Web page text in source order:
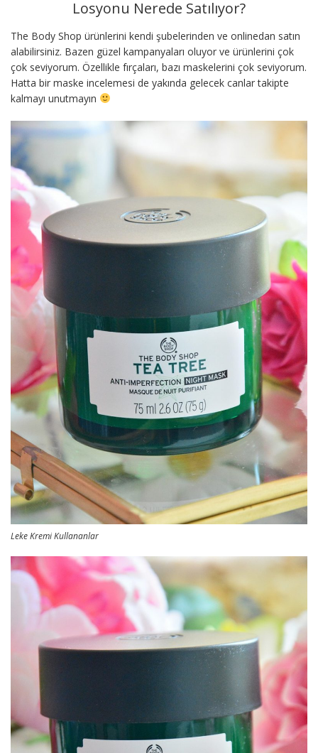
Losyonu Nerede Satılıyor?
The Body Shop ürünlerini kendi şubelerinden ve onlinedan satın
alabilirsiniz. Bazen güzel kampanyaları oluyor ve ürünlerini çok
çok seviyorum. Özellikle fırçaları, bazı maskelerini çok seviyorum.
Hatta bir maske incelemesi de yakında gelecek canlar takipte
kalmayı unutmayın
Leke Kremi Kullananlar